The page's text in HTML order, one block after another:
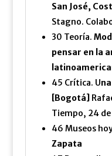
San José,
Stagno.
30 Teoría.
pensar en la
45 Crítica. U
[Bogotá]
Tiempo, 24 de
46 Museos
Zapata